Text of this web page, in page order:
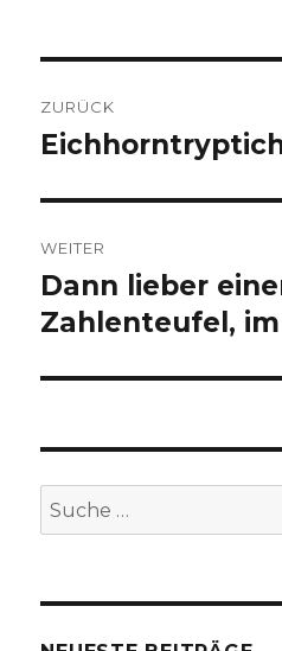
ZURÜCK
Vorheriger
WEITER
Nächster
Beitrag:
Dann lieber
Zahlenteufel,
Suche
nach: